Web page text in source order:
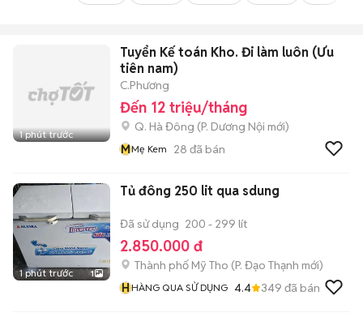
1 phút trước
Tuyển Kế toán Kho. Đi làm luôn (Ưu
tiên nam)
C.Phương
Đến 12 triệu/tháng
Q. Hà Đông (P. Dương Nội mới)
MMẹ Kem 28 đã bán
1 phút trước 1
Tủ đông 250 lit qua sdung
Đã sử dụng 200 - 299 lít
2.850.000 đ
Thành phố Mỹ Tho (P. Đạo Thạnh mới)
HHÀNG QUA SỬ DỤNG 4.4 349 đã bán